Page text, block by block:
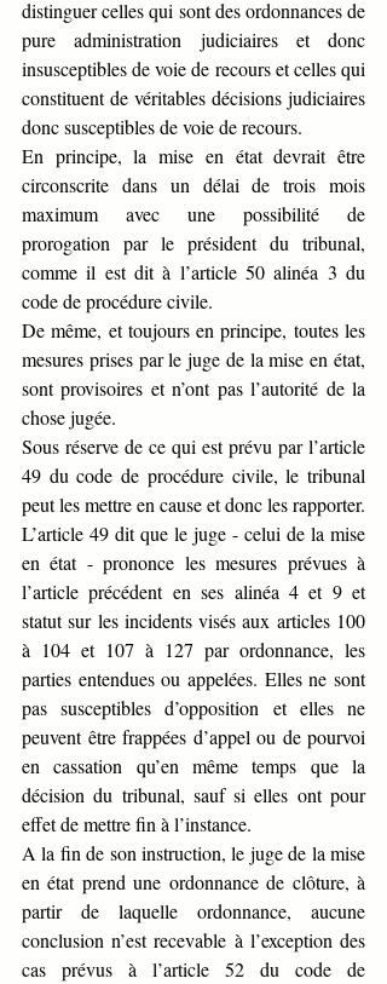
distinguer celles qui sont des ordonnances de
pure administration judiciaires et donc
insusceptibles de voie de recours et celles qui
constituent de véritables décisions judiciaires
donc susceptibles de voie de recours.
En principe, la mise en état devrait être
circonscrite dans un délai de trois mois
maximum avec une possibilité de
prorogation par le président du tribunal,
comme il est dit à l’article 50 alinéa 3 du
code de procédure civile.
De même, et toujours en principe, toutes les
mesures prises par le juge de la mise en état,
sont provisoires et n’ont pas l’autorité de la
chose jugée.
Sous réserve de ce qui est prévu par l’article
49 du code de procédure civile, le tribunal
peut les mettre en cause et donc les rapporter.
L’article 49 dit que le juge - celui de la mise
en état - prononce les mesures prévues à
l’article précédent en ses alinéa 4 et 9 et
statut sur les incidents visés aux articles 100
à 104 et 107 à 127 par ordonnance, les
parties entendues ou appelées. Elles ne sont
pas susceptibles d’opposition et elles ne
peuvent être frappées d’appel ou de pourvoi
en cassation qu’en même temps que la
décision du tribunal, sauf si elles ont pour
effet de mettre fin à l’instance.
A la fin de son instruction, le juge de la mise
en état prend une ordonnance de clôture, à
partir de laquelle ordonnance, aucune
conclusion n’est recevable à l’exception des
cas prévus à l’article 52 du code de